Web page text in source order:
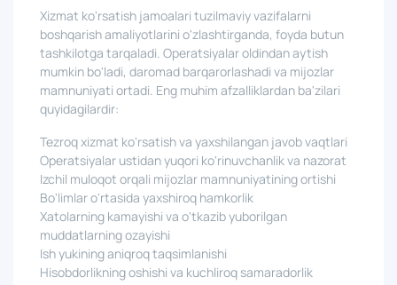
Xizmat ko'rsatish jamoalari tuzilmaviy vazifalarni
boshqarish amaliyotlarini o'zlashtirganda, foyda butun
tashkilotga tarqaladi. Operatsiyalar oldindan aytish
mumkin bo'ladi, daromad barqarorlashadi va mijozlar
mamnuniyati ortadi. Eng muhim afzalliklardan ba'zilari
quyidagilardir:
Tezroq xizmat ko'rsatish va yaxshilangan javob vaqtlari
Operatsiyalar ustidan yuqori ko'rinuvchanlik va nazorat
Izchil muloqot orqali mijozlar mamnuniyatining ortishi
Bo'limlar o'rtasida yaxshiroq hamkorlik
Xatolarning kamayishi va o'tkazib yuborilgan
muddatlarning ozayishi
Ish yukining aniqroq taqsimlanishi
Hisobdorlikning oshishi va kuchliroq samaradorlik